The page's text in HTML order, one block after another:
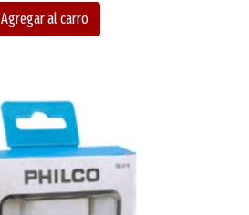
Agregar al carro